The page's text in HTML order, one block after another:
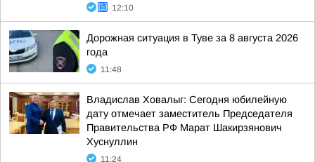
12:10
Дорожная ситуация в Туве за 8 августа 2026
года
11:48
Владислав Ховалыг: Сегодня юбилейную
дату отмечает заместитель Председателя
Правительства РФ Марат Шакирзянович
Хуснуллин
11:24